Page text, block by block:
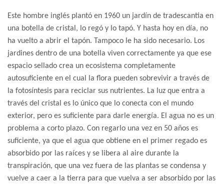
Este hombre inglés plantó en 1960 un jardín de tradescantia en
una botella de cristal, lo regó y lo tapó. Y hasta hoy en día, no
ha vuelto a abrir el tapón. Tampoco le ha sido necesario. Los
jardines dentro de una botella viven correctamente ya que ese
espacio sellado crea un ecosistema completamente
autosuficiente en el cual la flora pueden sobrevivir a través de
la fotosíntesis para reciclar sus nutrientes. La luz que entra a
través del cristal es lo único que lo conecta con el mundo
exterior, pero es suficiente para darle energía. El agua no es un
problema a corto plazo. Con regarlo una vez en 50 años es
suficiente, ya que el agua que obtiene en el primer regado es
absorbido por las raíces y se libera al aire durante la
transpiración, que una vez fuera de las plantas se condensa y
vuelve a caer a la tierra para que vuelva a ser absorbido por las